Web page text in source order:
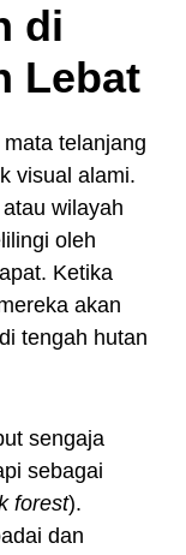
di
Lebat
telanjang
visual alami.
wilayah
oleh
Ketika
akan
tengah hutan
sengaja
sebagai
forest).
dan